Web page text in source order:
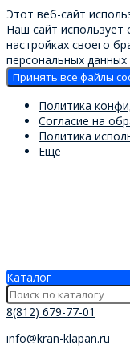
Этот веб-сайт
Наш сайт
настройках своего
персональных
Принять все файлы
Политика
Согласие на
Политика
Еще
Каталог
8(812) 679-77-01
info@kran-klapan.ru